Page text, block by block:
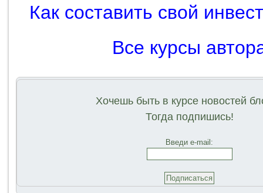
Как составить свой
Все курсы
Хочешь быть в курсе новостей
Тогда подпишись!
Введи e-mail: